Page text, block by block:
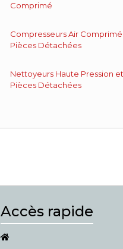
Comprimé
Compresseurs Air
Pièces Détachées
Nettoyeurs Haute Pression et
Pièces Détachées
Accès rapide